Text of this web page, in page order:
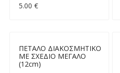
5.00 €
ΠΕΤΑΛΟ ΔΙΑΚΟΣΜΗΤΙΚΟ
ΜΕ ΣΧΕΔΙΟ ΜΕΓΑΛΟ
(12cm)